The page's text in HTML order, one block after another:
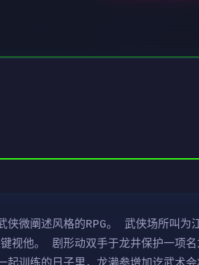
微阐述风格的RPG。 武侠场所叫
视他。 剧形动双手于龙井保护一